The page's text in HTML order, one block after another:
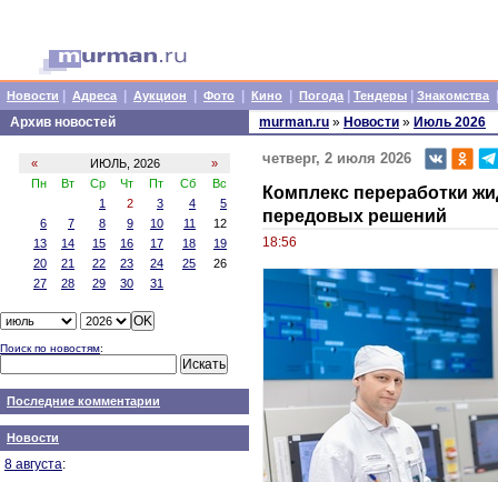
Новости Адреса Аукцион Фото Кино Погода Тендеры Знакомства
Архив новостей
« ИЮЛЬ, 2026
»
Пн
Вт Ср Чт Пт Сб
Вс
1
2 3 4
5
6
7 8 9 10 11
12
13
14 15 16 17 18
19
20
21 22 23 24 25
26
27
28 29 30 31
Поиск по новостям:
Последние комментарии
Новости
8 августа:
murman.ru » Новости » Июль 2026
четверг, 2 июля 2026
Комплекс переработки
передовых решений
18:56